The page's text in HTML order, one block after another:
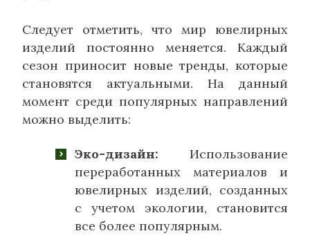
Следует отметить, что мир ювелирных
изделий постоянно меняется. Каждый
сезон приносит новые тренды, которые
становятся актуальными. На данный
момент среди популярных направлений
можно выделить:
Эко-дизайн: Использование
переработанных материалов и
ювелирных изделий, созданных
с учетом экологии, становится
все более популярным.